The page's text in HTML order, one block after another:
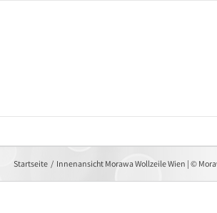
Startseite Innenansicht Morawa Wollzeile Wien | ©